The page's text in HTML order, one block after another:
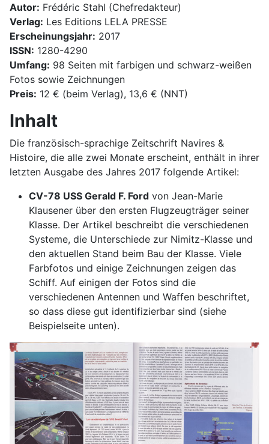
Autor: Frédéric Stahl (Chefredakteur)
Verlag: Les Editions LELA PRESSE
Erscheinungsjahr: 2017
ISSN: 1280-4290
Umfang: 98 Seiten mit farbigen und schwarz-weißen
Fotos sowie Zeichnungen
Preis: 12 € (beim Verlag), 13,6 € (NNT)
Inhalt
Die französisch-sprachige Zeitschrift Navires &
Histoire, die alle zwei Monate erscheint, enthält in ihrer
letzten Ausgabe des Jahres 2017 folgende Artikel:
CV-78 USS Gerald F. Ford von Jean-Marie
Klausener über den ersten Flugzeugträger seiner
Klasse. Der Artikel beschreibt die verschiedenen
Systeme, die Unterschiede zur Nimitz-Klasse und
den aktuellen Stand beim Bau der Klasse. Viele
Farbfotos und einige Zeichnungen zeigen das
Schiff. Auf einigen der Fotos sind die
verschiedenen Antennen und Waffen beschriftet,
so dass diese gut identifizierbar sind (siehe
Beispielseite unten).